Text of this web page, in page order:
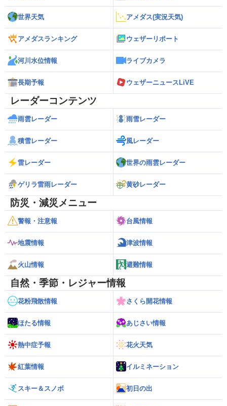
世界天気 アメダス(実況天気)
アメダスランキング ウェザーリポート
河川水位情報 ライブカメラ
長期予報 ウェザーニュースLiVE
レーダーコンテンツ
雨雲レーダー 雨雪レーダー
積雪レーダー 風レーダー
雷レーダー 世界の雨雲レーダー
ゲリラ雷雨レーダー 黄砂レーダー
防災・減災メニュー
警報・注意報 台風情報
地震情報 津波情報
火山情報 避難情報
自然・季節・レジャー情報
花粉飛散情報 さくら開花情報
ほたる情報 あじさい情報
熱中症予報 花火天気
紅葉情報 イルミネーション
スキー＆スノボ 初日の出